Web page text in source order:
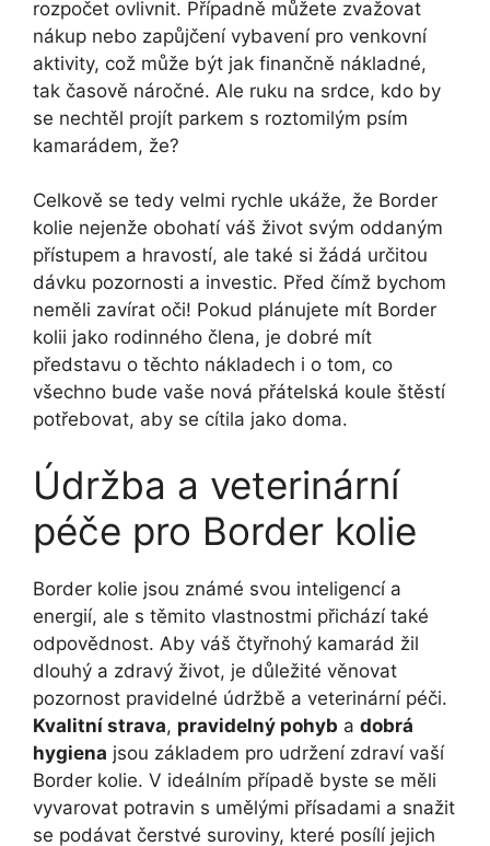
rozpočet ovlivnit. Případně můžete zvažovat
nákup nebo zapůjčení vybavení pro venkovní
aktivity, což může být jak finančně nákladné,
tak časově náročné. Ale ruku na srdce, kdo by
se nechtěl projít parkem s roztomilým psím
kamarádem, že?
Celkově se tedy velmi rychle ukáže, že Border
kolie nejenže obohatí váš život svým oddaným
přístupem a hravostí, ale také si žádá určitou
dávku pozornosti a investic. Před čímž bychom
neměli zavírat oči! Pokud plánujete mít Border
kolii jako rodinného člena, je dobré mít
představu o těchto nákladech i o tom, co
všechno bude vaše nová přátelská koule štěstí
potřebovat, aby se cítila jako doma.
Údržba a veterinární
péče pro Border kolie
Border kolie jsou známé svou inteligencí a
energií, ale s těmito vlastnostmi přichází také
odpovědnost. Aby váš čtyřnohý kamarád žil
dlouhý a zdravý život, je důležité věnovat
pozornost pravidelné údržbě a veterinární péči.
Kvalitní strava, pravidelný pohyb a dobrá
hygiena jsou základem pro udržení zdraví vaší
Border kolie. V ideálním případě byste se měli
vyvarovat potravin s umělými přísadami a snažit
se podávat čerstvé suroviny, které posílí jejich